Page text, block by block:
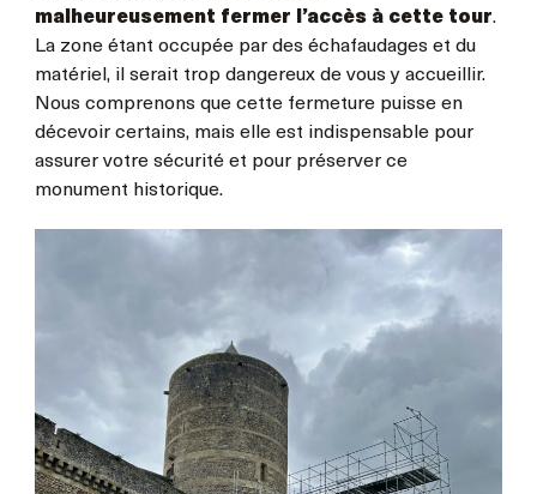
malheureusement fermer l’accès à cette tour.
La zone étant occupée par des échafaudages et du
matériel, il serait trop dangereux de vous y accueillir.
Nous comprenons que cette fermeture puisse en
décevoir certains, mais elle est indispensable pour
assurer votre sécurité et pour préserver ce
monument historique.